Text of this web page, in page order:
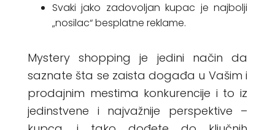
Svaki jako zadovoljan kupac je najbolji
„nosilac“ besplatne reklame.
Mystery shopping je jedini način da
saznate šta se zaista događa u Vašim i
prodajnim mestima konkurencije i to iz
jedinstvene i najvažnije perspektive –